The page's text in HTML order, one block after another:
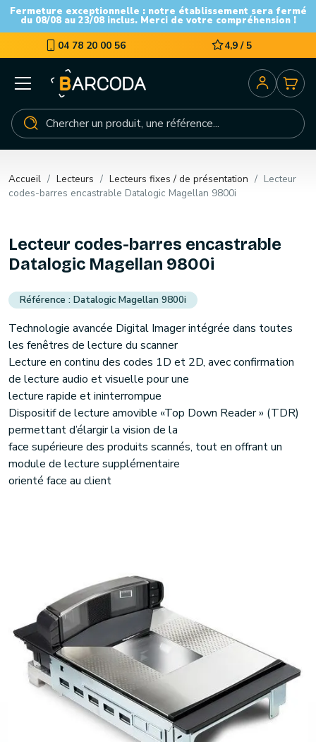
Fermeture exceptionnelle : notre établissement sera fermé
du 08/08 au 23/08 inclus. Merci de votre compréhension !
04 78 20 00 56 4,9 / 5
Accueil Lecteurs Lecteurs fixes / de présentation
Lecteur
codes-barres encastrable Datalogic Magellan 9800i
Lecteur codes-barres encastrable
Datalogic Magellan 9800i
Datalogic Magellan 9800i
Technologie avancée Digital Imager intégrée dans toutes
les fenêtres de lecture du scanner
Lecture en continu des codes 1D et 2D, avec confirmation
de lecture audio et visuelle pour une
lecture rapide et ininterrompue
Dispositif de lecture amovible «Top Down Reader » (TDR)
permettant d’élargir la vision de la
face supérieure des produits scannés, tout en offrant un
module de lecture supplémentaire
orienté face au client